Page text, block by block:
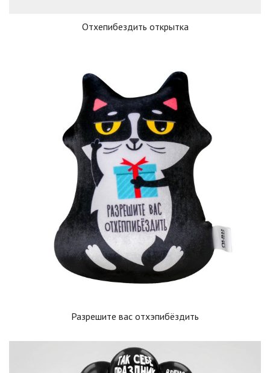
Отхепибездить открытка
Разрешите вас отхэпибёздить